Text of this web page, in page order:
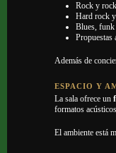
Rock y
Hard rock
Blues,
Propuestas
Además de
ESPACIO Y
La sala ofrece un
formatos
El ambiente está